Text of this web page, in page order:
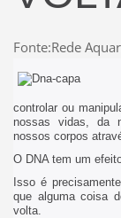
Fonte:Rede
controlar ou
nossas vidas, da
nossos corpos
O DNA tem um
Isso é
que alguma coisa
volta.